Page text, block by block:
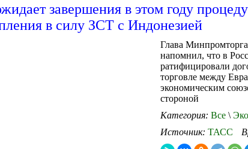
завершения в этом году
в силу ЗСТ с Индонезией
Глава
напомнил, что в
ратифицировали
торговле между
экономическим
стороной
Категория: Все \
Источник: ТАСС